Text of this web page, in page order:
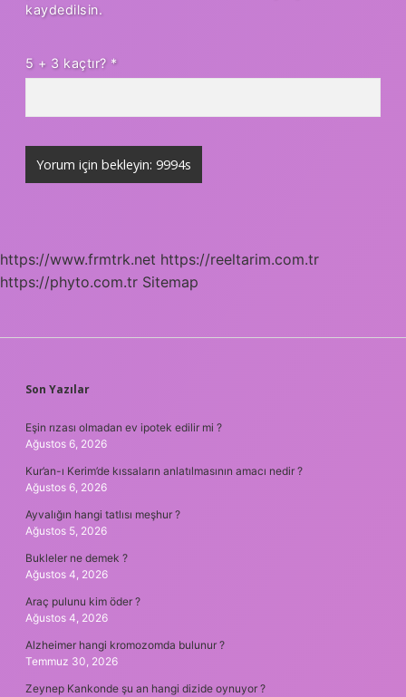
kaydedilsin.
5 + 3 kaçtır? *
https://www.frmtrk.net https://reeltarim.com.tr
https://phyto.com.tr Sitemap
SIDEBAR
Son Yazılar
Eşin rızası olmadan ev ipotek edilir mi ?
Ağustos 6, 2026
Kur’an-ı Kerim’de kıssaların anlatılmasının amacı nedir ?
Ağustos 6, 2026
Ayvalığın hangi tatlısı meşhur ?
Ağustos 5, 2026
Bukleler ne demek ?
Ağustos 4, 2026
Araç pulunu kim öder ?
Ağustos 4, 2026
Alzheimer hangi kromozomda bulunur ?
Temmuz 30, 2026
Zeynep Kankonde şu an hangi dizide oynuyor ?